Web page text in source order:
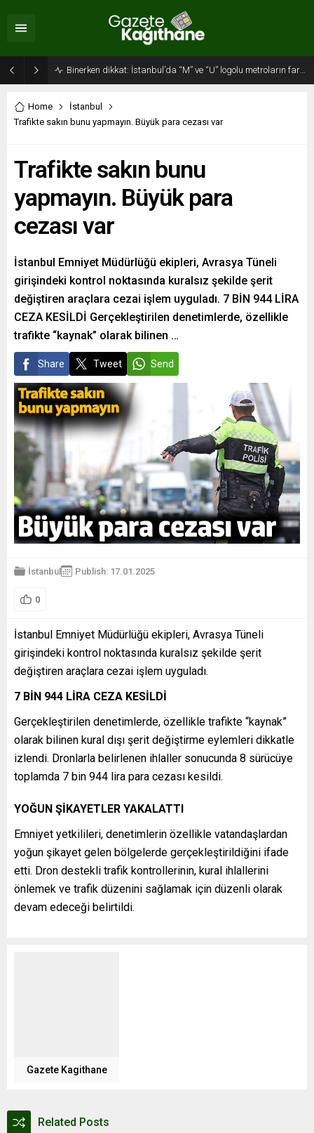
Home
İstanbul
Trafikte sakın bunu yapmayın. Büyük para cezası var
Trafikte sakın bunu
yapmayın. Büyük para
cezası var
İstanbul Emniyet Müdürlüğü ekipleri, Avrasya Tüneli
girişindeki kontrol noktasında kuralsız şekilde şerit
değiştiren araçlara cezai işlem uyguladı. 7 BİN 944 LİRA
CEZA KESİLDİ Gerçekleştirilen denetimlerde, özellikle
trafikte “kaynak” olarak bilinen …
Share Tweet Send
İstanbul Publish: 17.01.2025
0
İstanbul Emniyet Müdürlüğü ekipleri, Avrasya Tüneli
girişindeki kontrol noktasında kuralsız şekilde şerit
değiştiren araçlara cezai işlem uyguladı.
7 BİN 944 LİRA CEZA KESİLDİ
Gerçekleştirilen denetimlerde, özellikle trafikte “kaynak”
olarak bilinen kural dışı şerit değiştirme eylemleri dikkatle
izlendi. Dronlarla belirlenen ihlaller sonucunda 8 sürücüye
toplamda 7 bin 944 lira para cezası kesildi.
YOĞUN ŞİKAYETLER YAKALATTI
Emniyet yetkilileri, denetimlerin özellikle vatandaşlardan
yoğun şikayet gelen bölgelerde gerçekleştirildiğini ifade
etti. Dron destekli trafik kontrollerinin, kural ihlallerini
önlemek ve trafik düzenini sağlamak için düzenli olarak
devam edeceği belirtildi.
Gazete Kagithane
Related Posts